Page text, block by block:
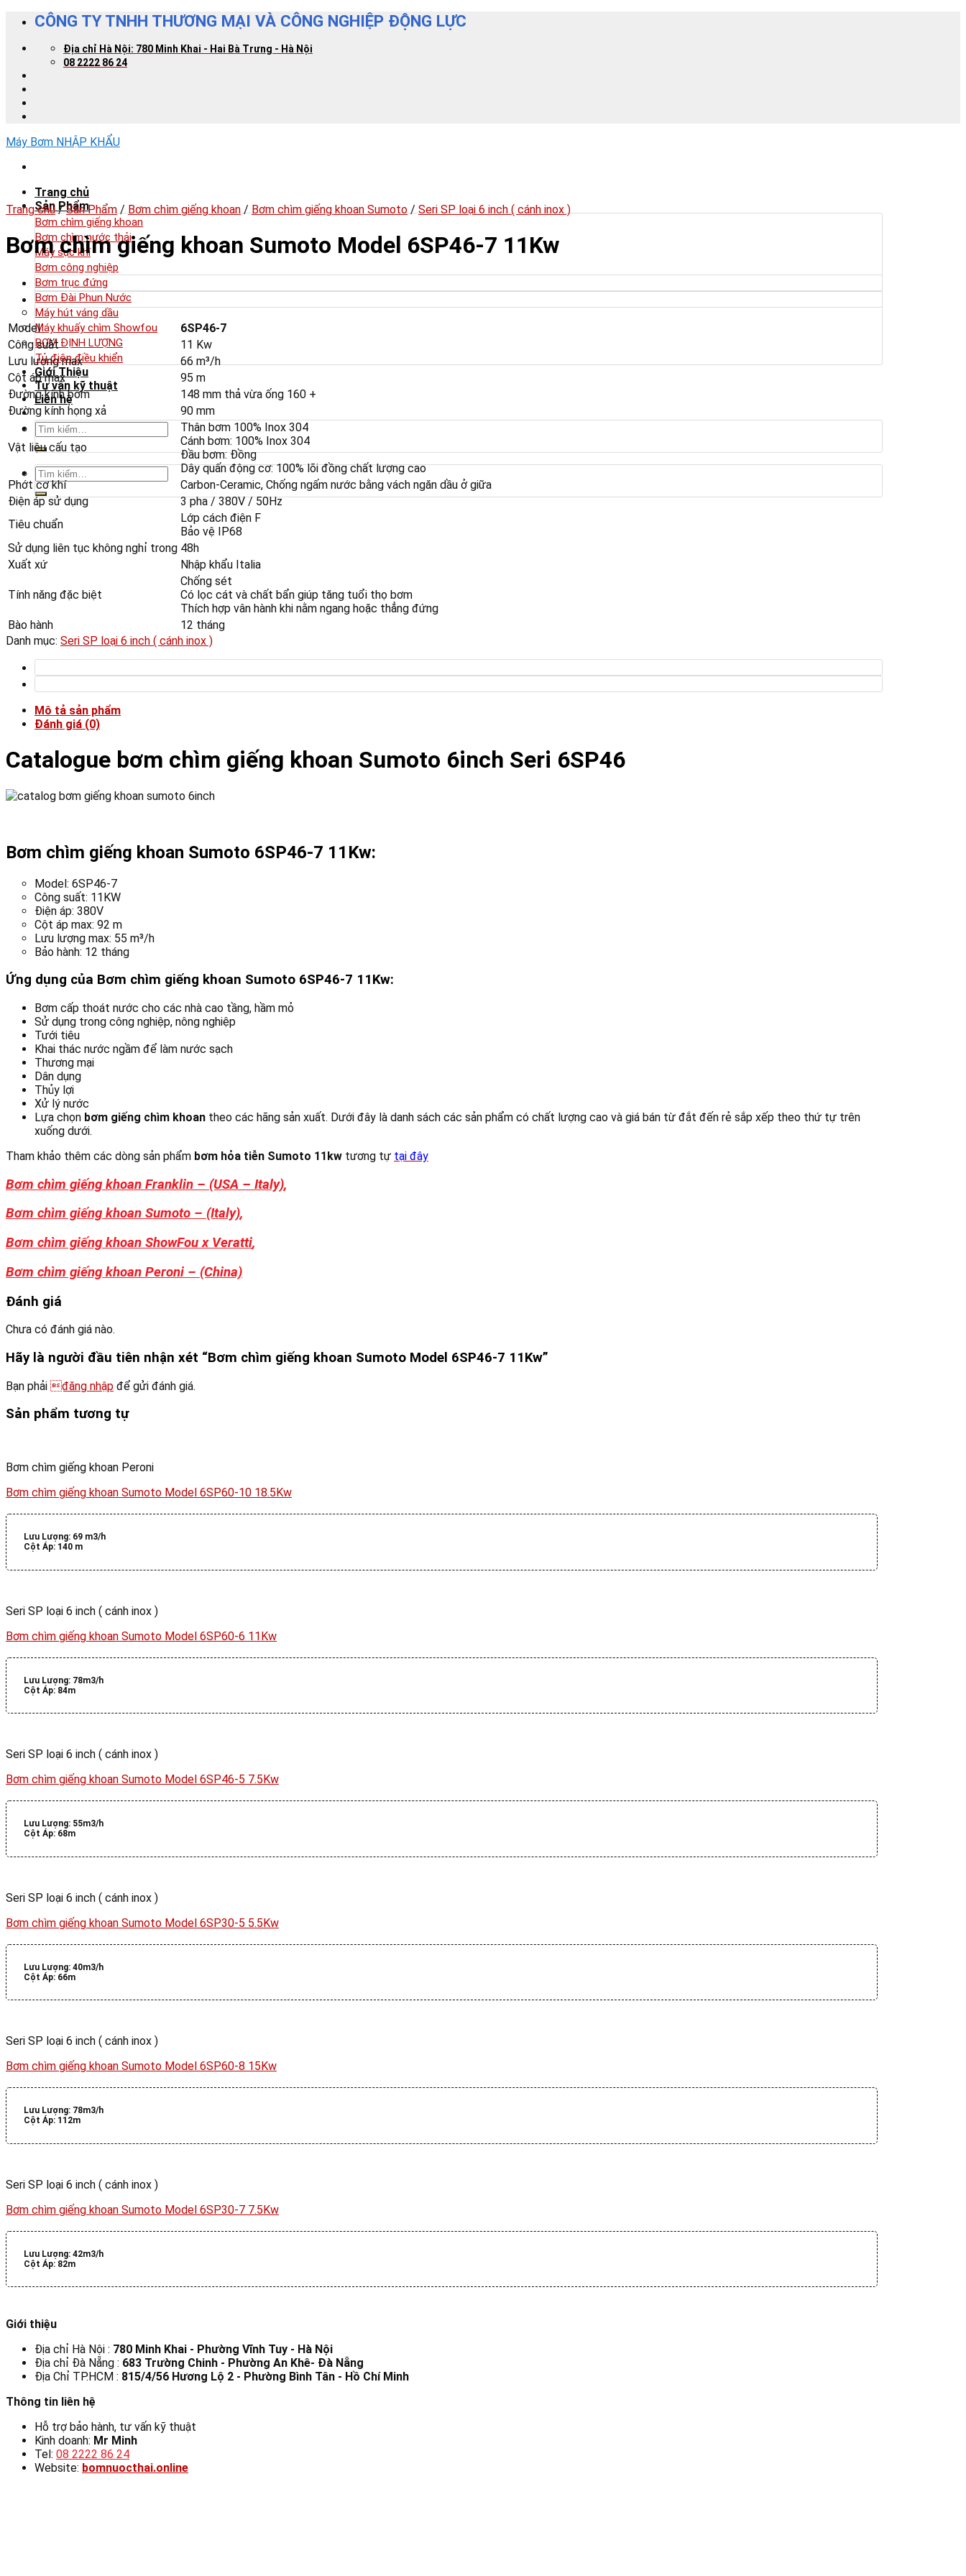
Skip
content
CÔNG TY TNHH THƯƠNG MẠI VÀ CÔNG NGHIỆP ĐỘNG LỰC
Địa chỉ Hà Nội: 780 Minh Khai - Hai Bà Trưng - Hà Nội
08 2222 86 24
Máy Bơm NHẬP KHẨU
Trang chủ
Sản Phẩm
Bơm chìm giếng khoan
Bơm chìm nước thải
Máy sục khí
Bơm công nghiệp
Bơm trục đứng
Bơm Đài Phun Nước
Máy hút váng dầu
Máy khuấy chìm Showfou
BƠM ĐỊNH LƯỢNG
Tủ điện điều khiển
Giới Thiệu
Tư vấn kỹ thuật
Liên hệ
Tìm
kiếm:
Tìm
kiếm:
Trang chủ / Sản Phẩm / Bơm chìm giếng khoan / Bơm chìm giếng khoan Sumoto / Seri SP loại 6 inch ( cánh inox )
Bơm chìm giếng khoan Sumoto Model 6SP46-7 11Kw
Model
6SP46-7
Công suất
11 Kw
Lưu lượng max
66 m³/h
Cột áp max
95 m
Đường kính bơm
148 mm thả vừa ống 160 +
Đường kính họng xả
90 mm
Vật liệu cấu tạo
Thân bơm 100% Inox 304
Cánh bơm: 100% Inox 304
Đầu bơm: Đồng
Dây quấn động cơ: 100% lõi đồng chất lượng cao
Phớt cơ khí
Carbon-Ceramic, Chống ngấm nước bằng vách ngăn dầu ở giữa
Điện áp sử dụng
3 pha / 380V / 50Hz
Tiêu chuẩn
Lớp cách điện F
Bảo vệ IP68
Sử dụng liên tục không nghỉ trong 48h
Xuất xứ
Nhập khẩu Italia
Tính năng đặc biệt
Chống sét
Có lọc cát và chất bẩn giúp tăng tuổi thọ bơm
Thích hợp vân hành khi nằm ngang hoặc thẳng đứng
Bào hành
12 tháng
Danh mục: Seri SP loại 6 inch ( cánh inox )
Mô tả sản phẩm
Đánh giá (0)
Catalogue bơm chìm giếng khoan Sumoto 6inch Seri 6SP46
Bơm chìm giếng khoan Sumoto 6SP46-7 11Kw:
Model: 6SP46-7
Công suất: 11KW
Điện áp: 380V
Cột áp max: 92 m
Lưu lượng max: 55 m³/h
Bảo hành: 12 tháng
Ứng dụng của Bơm chìm giếng khoan Sumoto 6SP46-7 11Kw:
Bơm cấp thoát nước cho các nhà cao tầng, hầm mỏ
Sử dụng trong công nghiệp, nông nghiệp
Tưới tiêu
Khai thác nước ngầm để làm nước sạch
Thương mại
Dân dụng
Thủy lợi
Xử lý nước
Lựa chọn bơm giếng chìm khoan theo các hãng sản xuất. Dưới đây là danh sách các sản phẩm có chất lượng cao và giá bán từ đắt đến rẻ sắp xếp theo thứ tự trên
xuống dưới.
Tham khảo thêm các dòng sản phẩm bơm hỏa tiễn Sumoto 11kw tương tự tại đây
Bơm chìm giếng khoan Franklin – (USA – Italy),
Bơm chìm giếng khoan Sumoto – (Italy),
Bơm chìm giếng khoan ShowFou x Veratti,
Bơm chìm giếng khoan Peroni – (China)
Đánh giá
Chưa có đánh giá nào.
Hãy là người đầu tiên nhận xét “Bơm chìm giếng khoan Sumoto Model 6SP46-7 11Kw”
Bạn phải đăng nhập để gửi đánh giá.
Sản phẩm tương tự
Bơm chìm giếng khoan Peroni
Bơm chìm giếng khoan Sumoto Model 6SP60-10 18.5Kw
Lưu Lượng: 69 m3/h
Cột Áp: 140 m
Seri SP loại 6 inch ( cánh inox )
Bơm chìm giếng khoan Sumoto Model 6SP60-6 11Kw
Lưu Lượng: 78m3/h
Cột Áp: 84m
Seri SP loại 6 inch ( cánh inox )
Bơm chìm giếng khoan Sumoto Model 6SP46-5 7.5Kw
Lưu Lượng: 55m3/h
Cột Áp: 68m
Seri SP loại 6 inch ( cánh inox )
Bơm chìm giếng khoan Sumoto Model 6SP30-5 5.5Kw
Lưu Lượng:40m3/h
Cột Áp: 66m
Seri SP loại 6 inch ( cánh inox )
Bơm chìm giếng khoan Sumoto Model 6SP60-8 15Kw
Lưu Lượng: 78m3/h
Cột Áp: 112m
Seri SP loại 6 inch ( cánh inox )
Bơm chìm giếng khoan Sumoto Model 6SP30-7 7.5Kw
Lưu Lượng:42m3/h
Cột Áp: 82m
Giới thiệu
Địa chỉ Hà Nội : 780 Minh Khai - Phường Vĩnh Tuy - Hà Nội
Địa chỉ Đà Nẵng : 683 Trường Chinh - Phường An Khê- Đà Nẵng
Địa Chỉ TP.HCM : 815/4/56 Hương Lộ 2 - Phường Bình Tân - Hồ Chí Minh
Thông tin liên hệ
Hỗ trợ bảo hành, tư vấn kỹ thuật
Kinh doanh: Mr Minh
Tel: 08 2222 86 24
Website: bomnuocthai.online